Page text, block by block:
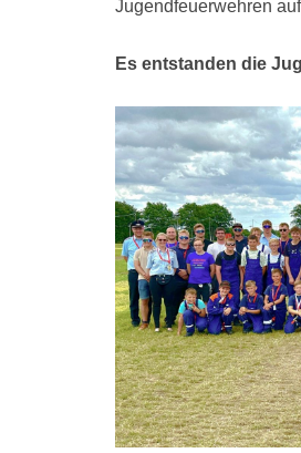
Jugendfeuerwehren
Es entstanden die